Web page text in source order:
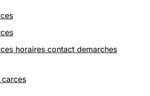
horaires contact demarches